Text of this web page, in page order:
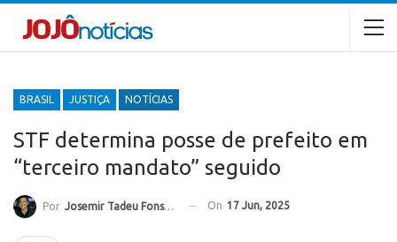
BRASIL JUSTIÇA NOTÍCIAS
STF determina posse de prefeito em
“terceiro mandato” seguido
Por Josemir Tadeu Fonseca On 17 Jun, 2025